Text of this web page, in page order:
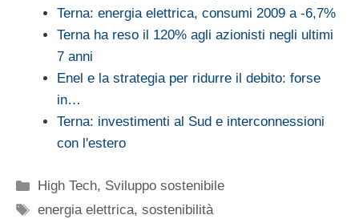
Terna: energia elettrica, consumi 2009 a -6,7%
Terna ha reso il 120% agli azionisti negli ultimi
7 anni
Enel e la strategia per ridurre il debito: forse
in…
Terna: investimenti al Sud e interconnessioni
con l'estero
Categorie
High Tech, Sviluppo sostenibile
Tag
energia elettrica,sostenibilità